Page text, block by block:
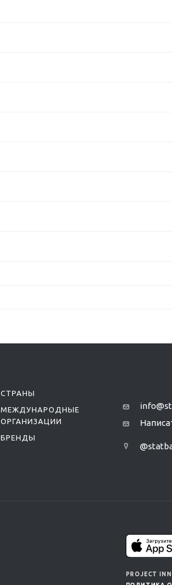
СТРАНЫ
МЕЖДУНАРОДНЫЕ
ОРГАНИЗАЦИИ
БРЕНДЫ
PROJECT